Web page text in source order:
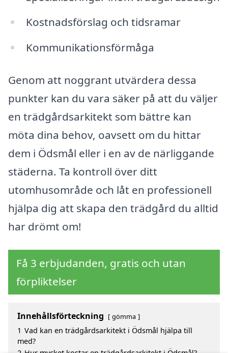
Kostnadsförslag och tidsramar
Kommunikationsförmåga
Genom att noggrant utvärdera dessa
punkter kan du vara säker på att du väljer
en trädgårdsarkitekt som bättre kan
möta dina behov, oavsett om du hittar
dem i Ödsmål eller i en av de närliggande
städerna. Ta kontroll över ditt
utomhusområde och låt en professionell
hjälpa dig att skapa den trädgård du alltid
har drömt om!
Få 3 erbjudanden, gratis och utan
förpliktelser
Innehållsförteckning gömma
1 Vad kan en trädgårdsarkitekt i Ödsmål hjälpa till
med?